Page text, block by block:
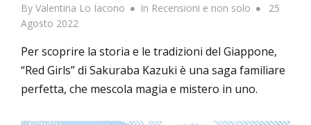
By Valentina Lo Iacono In Recensioni e non solo
Posted
25
Agosto 2022
Per scoprire la storia e le tradizioni del Giappone,
“Red Girls” di Sakuraba Kazuki è una saga familiare
perfetta, che mescola magia e mistero in uno.